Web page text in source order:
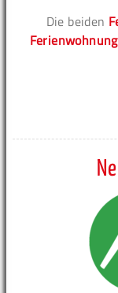
Die beiden